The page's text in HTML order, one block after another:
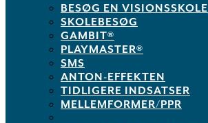
BESØG EN VISIONSSKOLE
SKOLEBESØG
GAMBIT®
PLAYMASTER®
SMS
ANTON-EFFEKTEN
TIDLIGERE INDSATSER
MELLEMFORMER/PPR